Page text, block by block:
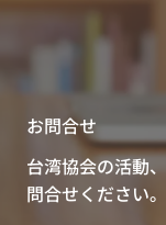
お問合せ
台湾協会の活動
問合せください。